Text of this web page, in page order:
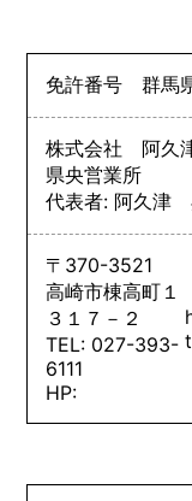
免許番号群馬
株式会社 阿久
県央営業所
代表者: 阿久津
〒370-3521
高崎市棟高町１
３１７－２
TEL: 027-393-
6111
HP: